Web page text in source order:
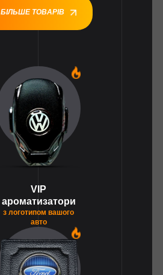
БІЛЬШЕ ТОВАРІВ
VIP
ароматизатори
з логотипом вашого
авто